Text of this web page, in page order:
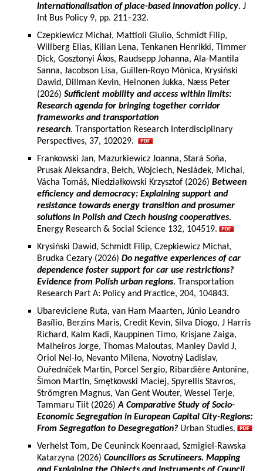
internationalisation of place-based innovation policy. J
Int Bus Policy 9, pp. 211–232.
Czepkiewicz Michał, Mattioli Giulio, Schmidt Filip,
Willberg Elias, Kilian Lena, Tenkanen Henrikki, Timmer
Dick, Gosztonyi Ákos, Raudsepp Johanna, Ala-Mantila
Sanna, Jacobson Lisa, Guillen-Royo Mònica, Krysiński
Dawid, Dillman Kevin, Heinonen Jukka, Næss Peter
(2026) Sufficient mobility and access within limits:
Research agenda for bringing together corridor
frameworks and transportation
research. Transportation Research Interdisciplinary
Perspectives, 37, 102029.
Frankowski Jan, Mazurkiewicz Joanna, Stará Soňa,
Prusak Aleksandra, Bełch, Wojciech, Nesládek, Michal,
Vácha Tomáš, Niedziałkowski Krzysztof (2026) Between
efficiency and democracy: Explaining support and
resistance towards energy transition and prosumer
solutions in Polish and Czech housing cooperatives.
Energy Research & Social Science 132, 104519.
Krysiński Dawid, Schmidt Filip, Czepkiewicz Michał,
Brudka Cezary (2026) Do negative experiences of car
dependence foster support for car use restrictions?
Evidence from Polish urban regions. Transportation
Research Part A: Policy and Practice, 204, 104843.
Ubareviciene Ruta, van Ham Maarten, Júnio Leandro
Basílio, Berzins Maris, Credit Kevin, Silva Diogo, J Harris
Richard, Kalm Kadi, Kauppinen Timo, Krisjane Zaiga,
Malheiros Jorge, Thomas Maloutas, Manley David J,
Oriol Nel-lo, Nevanto Milena, Novotný Ladislav,
Ouředníček Martin, Porcel Sergio, Ribardière Antonine,
Šimon Martin, Smętkowski Maciej, Spyrellis Stavros,
Strömgren Magnus, Van Gent Wouter, Wessel Terje,
Tammaru Tiit (2026)A Comparative Study of Socio-
Economic Segregation in European Capital City-Regions:
From Segregation to Desegregation? Urban Studies.
Verhelst Tom, De Ceuninck Koenraad, Szmigiel-Rawska
Katarzyna (2026) Councillors as Scrutineers. Mapping